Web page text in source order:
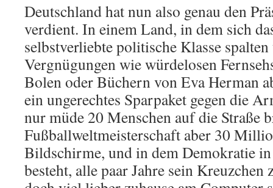
Deutschland hat nun also genau den
verdient. In einem Land, in dem sich
selbstverliebte politische Klasse
Vergnügungen wie würdelosen
Bolen oder Büchern von Eva Herman
ein ungerechtes Sparpaket gegen die
nur müde 20 Menschen auf die Straße
Fußballweltmeisterschaft aber 30
Bildschirme, und in dem Demokratie
besteht, alle paar Jahre sein Kreuzchen